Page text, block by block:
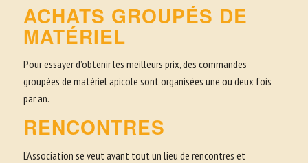
ACHATS GROUPÉS DE
MATÉRIEL
Pour essayer d’obtenir les meilleurs prix, des commandes
groupées de matériel apicole sont organisées une ou deux fois
par an.
RENCONTRES
L’Association se veut avant tout un lieu de rencontres et